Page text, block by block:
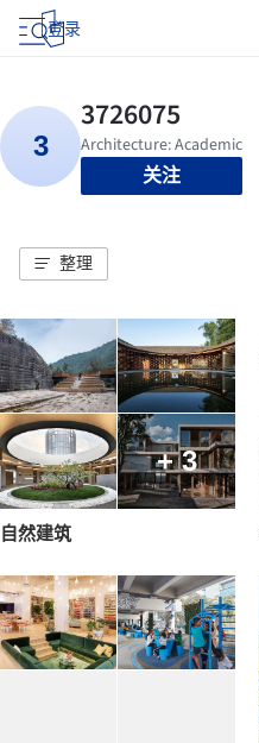
登录
关注
整理
+ 3
自然建筑